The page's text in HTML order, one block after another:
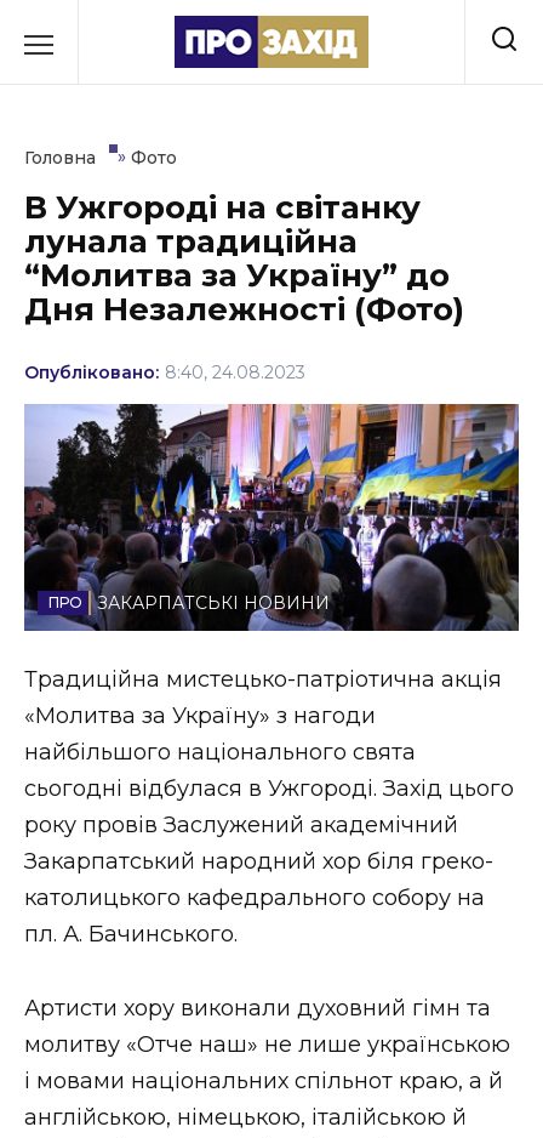
до
Культура
Освіта
Політика
Соціум
Спорт
Стиль життя
Втрачений Ужгород
Втрачений Ужгород (відеоверсія)
ЗАКАРПАТСЬКІ НОВИНИ
НОВИНИ ЗАХІДНОЇ УКРАЇНИ
ФОТО
Головна » Фото
В Ужгороді на світанку
лунала традиційна
“Молитва за Україну” до
Дня Незалежності (Фото)
Опубліковано: 8:40, 24.08.2023
ЗАКАРПАТСЬКІ НОВИНИ
Традиційна мистецько-патріотична акція
«Молитва за Україну» з нагоди
найбільшого національного свята
сьогодні відбулася в Ужгороді. Захід цього
року провів Заслужений академічний
Закарпатський народний хор біля греко-
католицького кафедрального собору на
пл. А. Бачинського.
Артисти хору виконали духовний гімн та
молитву «Отче наш» не лише українською
і мовами національних спільнот краю, а й
англійською, німецькою, італійською й